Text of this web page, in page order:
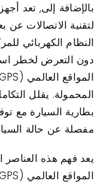
بالإضافة إلى, تعد
لتقنية الاتصالات
النظام الكهربائي
دون التعرض لخطر
المحمولة. يقلل
بطارية السيارة مع
مفصلة عن حالة
يعد فهم هذه العناصر